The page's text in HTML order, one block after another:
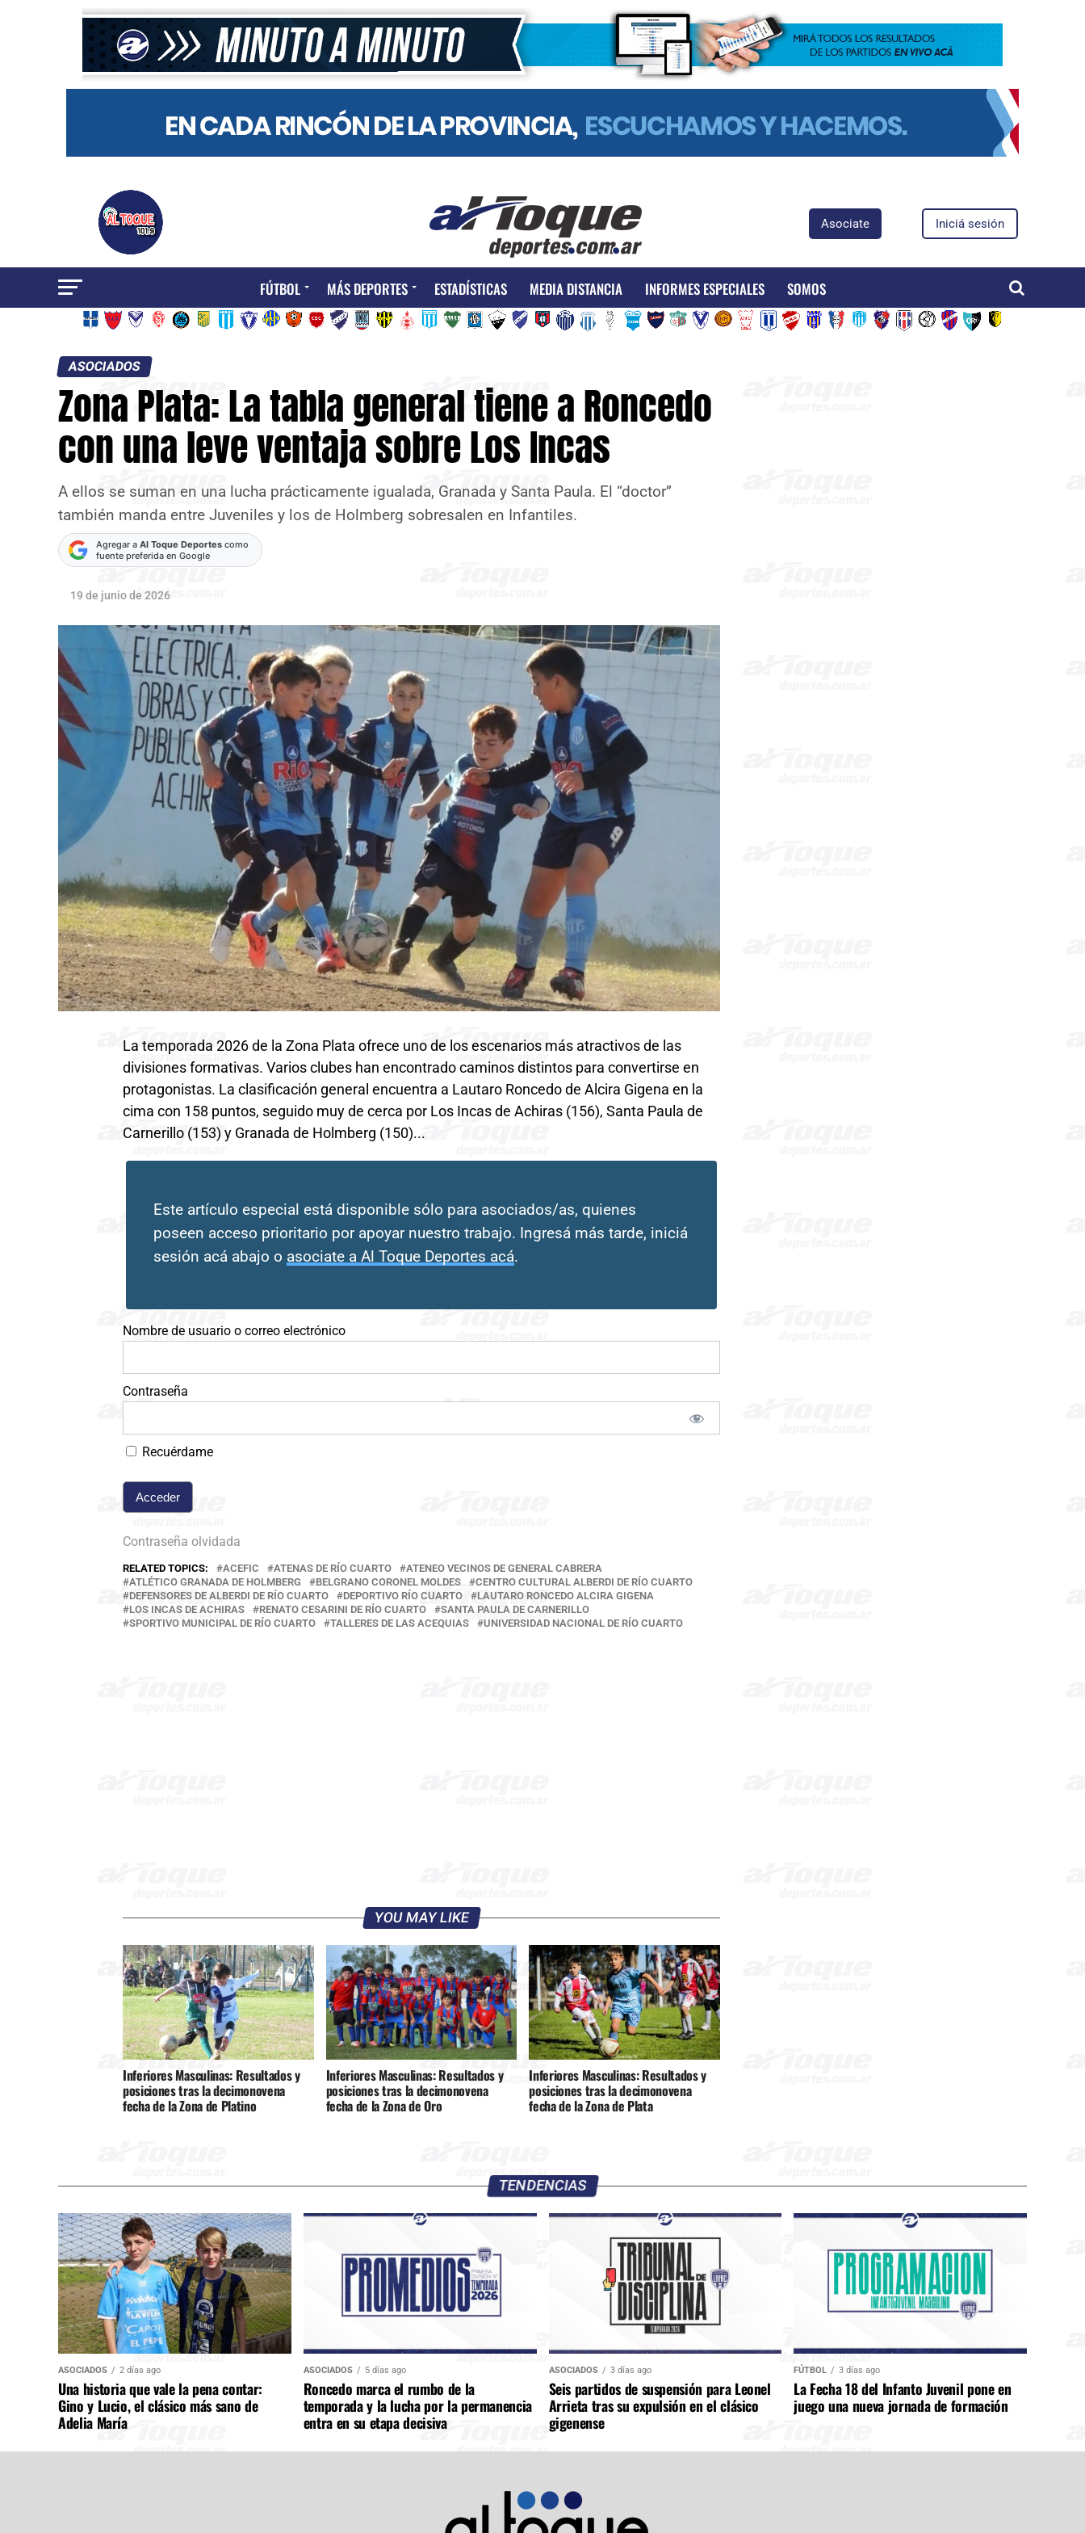
Asociate Iniciá sesión
FÚTBOL MÁS DEPORTES ESTADÍSTICAS MEDIA DISTANCIA INFORMES ESPECIALES SOMOS
ASOCIADOS
Zona Plata: La tabla general tiene a Roncedo
con una leve ventaja sobre Los Incas
A ellos se suman en una lucha prácticamente igualada, Granada y Santa Paula. El “doctor”
también manda entre Juveniles y los de Holmberg sobresalen en Infantiles.
Agregar a Al Toque Deportes como
fuente preferida en Google
19 de junio de 2026
La temporada 2026 de la Zona Plata ofrece uno de los escenarios más atractivos de las
divisiones formativas. Varios clubes han encontrado caminos distintos para convertirse en
protagonistas. La clasificación general encuentra a Lautaro Roncedo de Alcira Gigena en la
cima con 158 puntos, seguido muy de cerca por Los Incas de Achiras (156), Santa Paula de
Carnerillo (153) y Granada de Holmberg (150)...
Este artículo especial está disponible sólo para asociados/as, quienes
poseen acceso prioritario por apoyar nuestro trabajo. Ingresá más tarde, iniciá
sesión acá abajo o asociate a Al Toque Deportes acá.
Nombre de usuario o correo electrónico
Contraseña
Recuérdame
Contraseña olvidada
RELATED TOPICS: ACEFIC ATENAS DE RÍO CUARTO
ATENEO VECINOS DE GENERAL CABRERA
ATLÉTICO GRANADA DE HOLMBERG
BELGRANO CORONEL MOLDES
CENTRO CULTURAL ALBERDI DE RÍO CUARTO
DEFENSORES DE ALBERDI DE RÍO CUARTO
DEPORTIVO RÍO CUARTO
LAUTARO RONCEDO ALCIRA GIGENA
LOS INCAS DE ACHIRAS
RENATO CESARINI DE RÍO CUARTO
SANTA PAULA DE CARNERILLO
SPORTIVO MUNICIPAL DE RÍO CUARTO
TALLERES DE LAS ACEQUIAS UNIVERSIDAD NACIONAL DE RÍO CUARTO
YOU MAY LIKE
Inferiores Masculinas: Resultados y
posiciones tras la decimonovena
fecha de la Zona de Platino
Inferiores Masculinas: Resultados y
posiciones tras la decimonovena
fecha de la Zona de Oro
Inferiores Masculinas: Resultados y
posiciones tras la decimonovena
fecha de la Zona de Plata
TENDENCIAS
ASOCIADOS 2 días ago
Una historia que vale la pena contar:
Gino y Lucio, el clásico más sano de
Adelia María
ASOCIADOS 5 días ago
Roncedo marca el rumbo de la
temporada y la lucha por la permanencia
entra en su etapa decisiva
ASOCIADOS 3 días ago
Seis partidos de suspensión para Leonel
Arrieta tras su expulsión en el clásico
gigenense
FÚTBOL 3 días ago
La Fecha 18 del Infanto Juvenil pone en
juego una nueva jornada de formación